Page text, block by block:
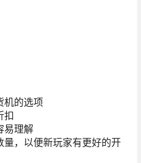
机的选项
扣
易理解
，以便新玩家有更好的开